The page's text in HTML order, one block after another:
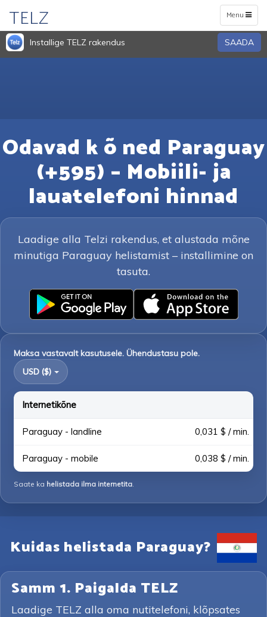
Toggle
navigation
Menu
TELZ
Installige TELZ rakendus SAADA
Odavad k õ ned Paraguay
(+595) – Mobiili- ja
lauatelefoni hinnad
Laadige alla Telzi rakendus, et alustada mõne
minutiga Paraguay helistamist – installimine on
tasuta.
Maksa vastavalt kasutusele. Ühendustasu pole.
USD ($)
Internetikõne
Paraguay - landline 0,031 $ / min.
Paraguay - mobile 0,038 $ / min.
Saate ka helistada ilma internetita.
Kuidas helistada Paraguay?
Samm 1. Paigalda TELZ
Laadige TELZ alla oma nutitelefoni, klõpsates